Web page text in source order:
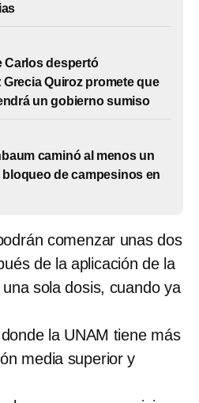
Carlos despertó
Quiroz promete que
un gobierno sumiso
caminó al menos un
bloqueo de campesinos en
comenzar unas dos
de la aplicación de la
sola dosis, cuando ya
la UNAM tiene más
media superior y